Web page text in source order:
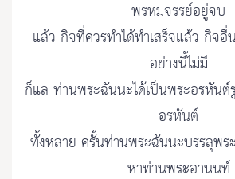
พรหมจรรย์อยู่จบ
แล้ว กิจที่ควรทำได้ทำเสร็จแล้ว กิจอื่
อย่างนี้ไม่มี
ก็แล ท่านพระฉันนะได้เป็นพระอรหัน
อรหันต์
ทั้งหลาย ครั้นท่านพระฉันนะบรรลุพร
หาท่านพระอานนท์